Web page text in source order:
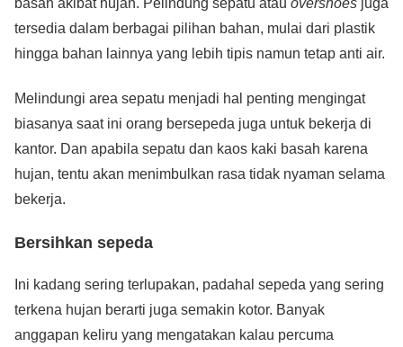
basah akibat hujan. Pelindung sepatu atau overshoes juga
tersedia dalam berbagai pilihan bahan, mulai dari plastik
hingga bahan lainnya yang lebih tipis namun tetap anti air.
Melindungi area sepatu menjadi hal penting mengingat
biasanya saat ini orang bersepeda juga untuk bekerja di
kantor. Dan apabila sepatu dan kaos kaki basah karena
hujan, tentu akan menimbulkan rasa tidak nyaman selama
bekerja.
Bersihkan sepeda
Ini kadang sering terlupakan, padahal sepeda yang sering
terkena hujan berarti juga semakin kotor. Banyak
anggapan keliru yang mengatakan kalau percuma